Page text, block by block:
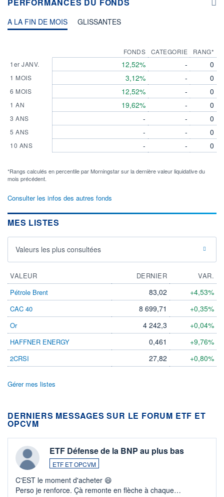
A LA FIN DE MOIS GLISSANTES
1er JANV.
1 MOIS
6 MOIS
1 AN
3 ANS
5 ANS
10 ANS
FONDS
12,52%
3,12%
12,52%
19,62%
-
-
-
CATEGORIE
-
-
-
-
-
-
-
RANG*
0
0
0
0
0
0
0
*Rangs calculés en percentile par Morningstar sur la dernière valeur liquidative du
mois précédent.
Consulter les infos des autres fonds
MES LISTES
Valeurs les plus consultées
VALEUR DERNIER
VAR.
Pétrole Brent
83,02 +4,53%
CAC 40 8 699,71 +0,35%
Or 4 242,3 +0,04%
HAFFNER ENERGY 0,461 +9,76%
2CRSI 27,82 +0,80%
Gérer mes listes
DERNIERS MESSAGES SUR LE FORUM ETF ET
OPCVM
ETF Défense de la BNP au plus bas
ETF ET OPCVM
C'EST le moment d'acheter 😄​
Perso je renforce. Çà remonte en flèche à chaque